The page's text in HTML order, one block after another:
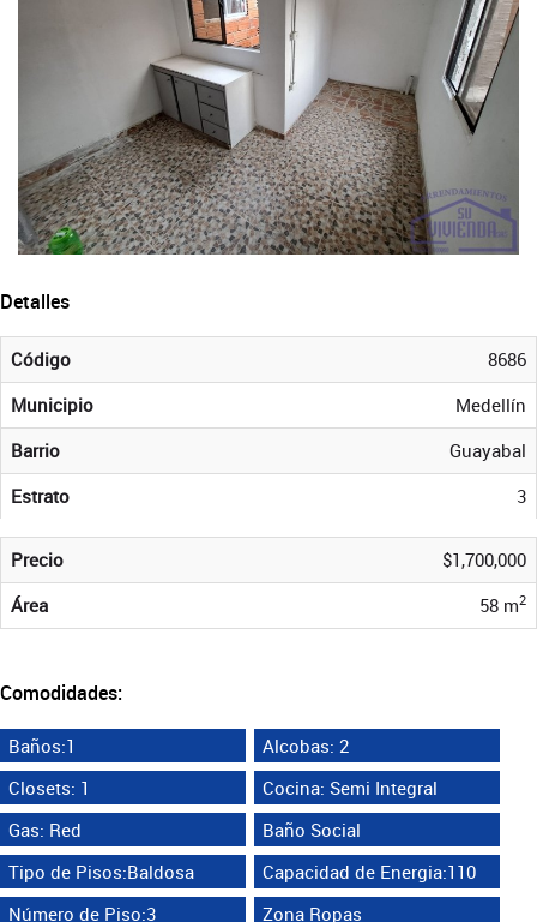
Detalles
Código
8686
Municipio
Medellín
Barrio
Guayabal
Estrato
3
Precio
$1,700,000
Área
58 m2
Comodidades:
Baños:1
Alcobas: 2
Closets: 1
Cocina: Semi Integral
Gas: Red
Baño Social
Tipo de Pisos:Baldosa
Capacidad de Energia:110
Número de Piso:3
Zona Ropas